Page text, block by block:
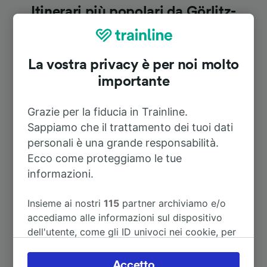
Itinerari più popolari da Görlitz-
Weinhübel
Durata
A Aeroporto Berlino Schönefeld
A Erfurt Hbf 3h 32m
A Berlino Centrale
A Dresden Hbf 1h 36m
La vostra privacy è per noi molto
importante
Grazie per la fiducia in Trainline.
Sappiamo che il trattamento dei tuoi dati
personali è una grande responsabilità.
Ecco come proteggiamo le tue
informazioni.
Insieme ai nostri115 partner archiviamo e/o
accediamo alle informazioni sul dispositivo
dell'utente, come gli ID univoci nei cookie, per
accettare o gestire le proprie scelte facendo